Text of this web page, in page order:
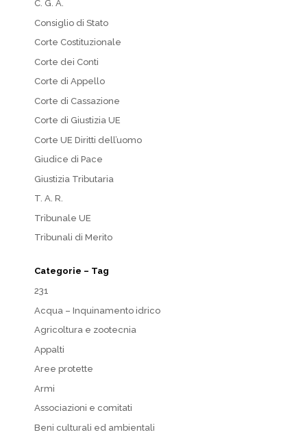
C. G. A.
Consiglio di Stato
Corte Costituzionale
Corte dei Conti
Corte di Appello
Corte di Cassazione
Corte di Giustizia UE
Corte UE Diritti dell’uomo
Giudice di Pace
Giustizia Tributaria
T. A. R.
Tribunale UE
Tribunali di Merito
Categorie – Tag
231
Acqua – Inquinamento idrico
Agricoltura e zootecnia
Appalti
Aree protette
Armi
Associazioni e comitati
Beni culturali ed ambientali